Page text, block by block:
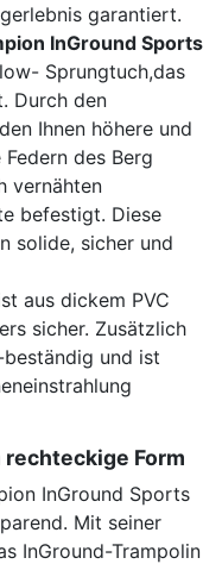
garantiert.
InGround Sports
Sprungtuch,das
Durch den
Ihnen höhere und
des Berg
vernähten
befestigt. Diese
solide, sicher und
aus dickem PVC
sicher. Zusätzlich
und ist
Form
InGround Sports
Mit seiner
InGround-Trampolin